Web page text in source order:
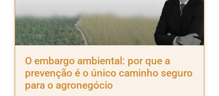
O embargo ambiental: por que a
prevenção é o único caminho seguro
para o agronegócio